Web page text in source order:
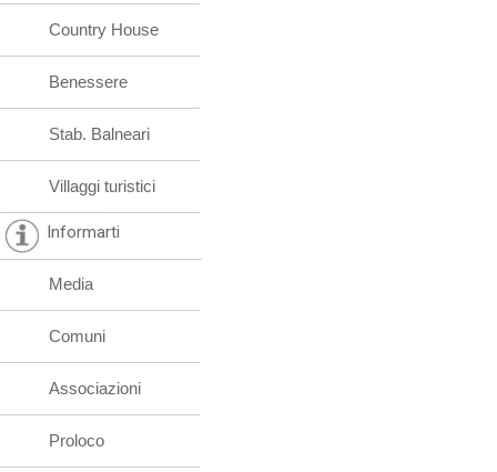
Country House
Benessere
Stab. Balneari
Villaggi turistici
Informarti
Media
Comuni
Associazioni
Proloco